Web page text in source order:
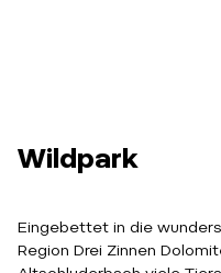
Wildpark
Eingebettet in die
Region Drei Zinnen